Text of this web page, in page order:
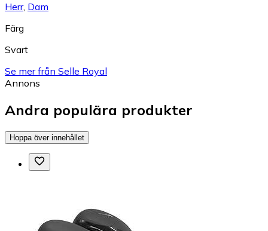
Herr, Dam
Färg
Svart
Se mer från Selle Royal
Annons
Andra populära produkter
Hoppa över innehållet